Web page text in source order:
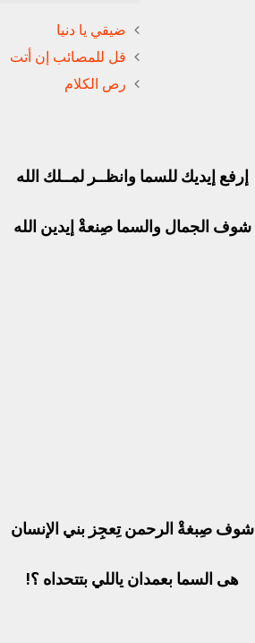
ضيقي يا دنيا
قل للمصائب إن أتت
رص الكلام
إرفع إيديك للسما وانظــر لمــلك الله
شوف الجمال والسما صِنعةْ إيدين الله
شوف صِبغةْ الرحمن تِعجِز بني الإنسان
هى السما بعمدان ياللي بتتحداه ؟!